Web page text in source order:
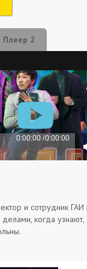
Плеер 2
и сотрудник
когда узнают,